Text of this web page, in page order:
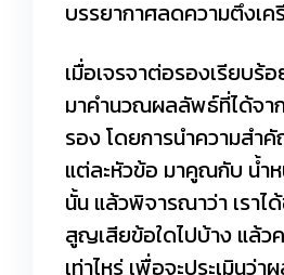
บรรยากาศลดความตึงเ
เมื่อเจรจาต่อรองเรียบร้
มาคำนวณผลลัพธ์ที่ได้จา
รอง โดยการนำความสำ
แต่ละหัวข้อ มาคูณกับ น้ำ
นั้น แล้วพิจารณาว่า เราไ
สูญเสียข้อใดไปบ้าง แล้ว
เท่าไหร่ เพื่อจะประเมินว่า